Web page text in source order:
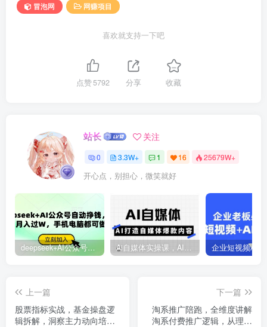
冒泡网 网赚项目
喜欢就支持一下吧
点赞5792 分享 收藏
站长 关注
0 3.3W+ 1 16 25679W+
开心点，别担心，微笑就好
deepseek+AI公众号自动挣钱，轻松月入过W，手机电脑都可做 Ai自媒体实操课，AI打造自媒体爆款内容
上一篇
股票指标实战，基金操盘逻
辑拆解，洞察主力动向培养
下一篇
淘系推广陪跑，全维度讲解
淘系付费推广逻辑，从理论